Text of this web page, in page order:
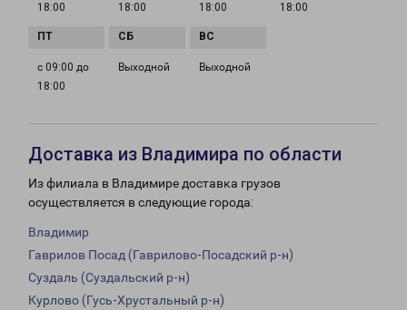
18:00
18:00
18:00
18:00
с 09:00 до
18:00
Выходной Выходной
Доставка из Владимира по области
Из филиала в Владимире доставка грузов
осуществляется в следующие города:
Владимир
Гаврилов Посад (Гаврилово-Посадский р-н)
Суздаль (Суздальский р-н)
Курлово (Гусь-Хрустальный р-н)